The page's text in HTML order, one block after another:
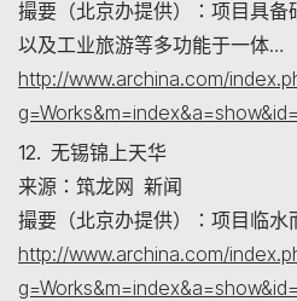
撮要（北京办提供）：项目具
以及工业旅游等多功能于一体…
http://www.archina.com/
12. 无锡锦上天华
来源：筑龙网 新闻
撮要（北京办提供）：项目临
http://www.archina.com/